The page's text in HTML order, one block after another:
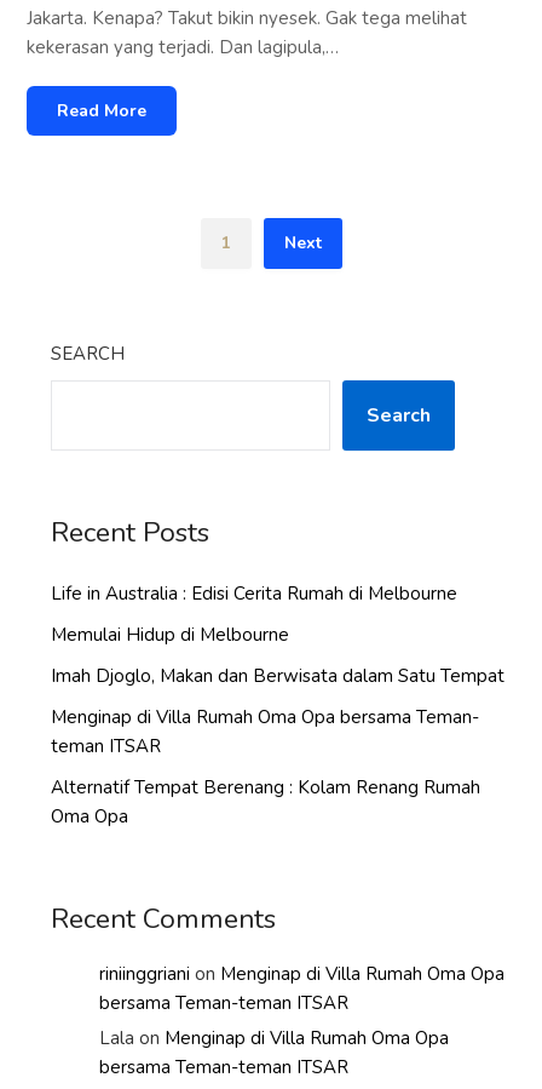
Jakarta. Kenapa? Takut bikin nyesek. Gak tega melihat
kekerasan yang terjadi. Dan lagipula,…
Read More
1 Next
SEARCH
Search
Recent Posts
Life in Australia : Edisi Cerita Rumah di Melbourne
Memulai Hidup di Melbourne
Imah Djoglo, Makan dan Berwisata dalam Satu Tempat
Menginap di Villa Rumah Oma Opa bersama Teman-
teman ITSAR
Alternatif Tempat Berenang : Kolam Renang Rumah
Oma Opa
Recent Comments
riniinggriani on Menginap di Villa Rumah Oma Opa
bersama Teman-teman ITSAR
Lala on Menginap di Villa Rumah Oma Opa
bersama Teman-teman ITSAR